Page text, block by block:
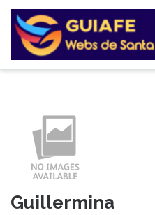
Guillermina